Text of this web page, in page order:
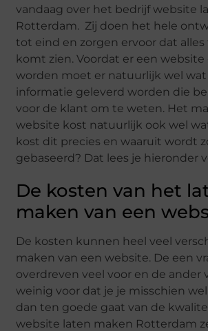
vandaag over het bedrijf website
Rotterdam. Zij doen het hele
tot eind en zorgen ervoor dat
komt zien. Voordat er een
worden moet er natuurlijk wel
informatie geleverd worden die
voor de klant om te weten. Het
website kost natuurlijk ook wel
kost dit precies en waaruit wordt
gebaseerd? Dat lees je hieronder
De kosten van het
maken van een
De kosten kunnen heel veel
maken van een website. De een
overdreven veel voor en de ander
weinig voor dat je je misschien
dan ten goede gaat van de
website laten maken Rotterdam